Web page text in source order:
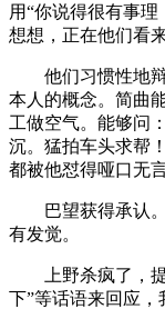
用“你说得很有事
想想，正在他们看来
他们习惯性地辩
本人的概念。简曲
工做空气。能够问
沉。猛拍车头求帮
都被他怼得哑口无言
巴望获得承认。
有发觉。
上野杀疯了，提
下”等话语来回应，